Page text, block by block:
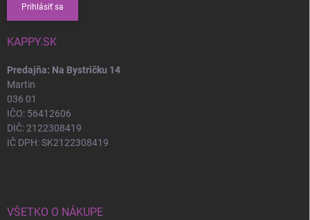
Prihlásiť sa
KAPPY.SK
Predajňa: Na Bystričku 14
Martin
036 01
IČO: 56412606
DIČ: 2122308419
IČ DPH: SK2122308419
VŠETKO O NÁKUPE